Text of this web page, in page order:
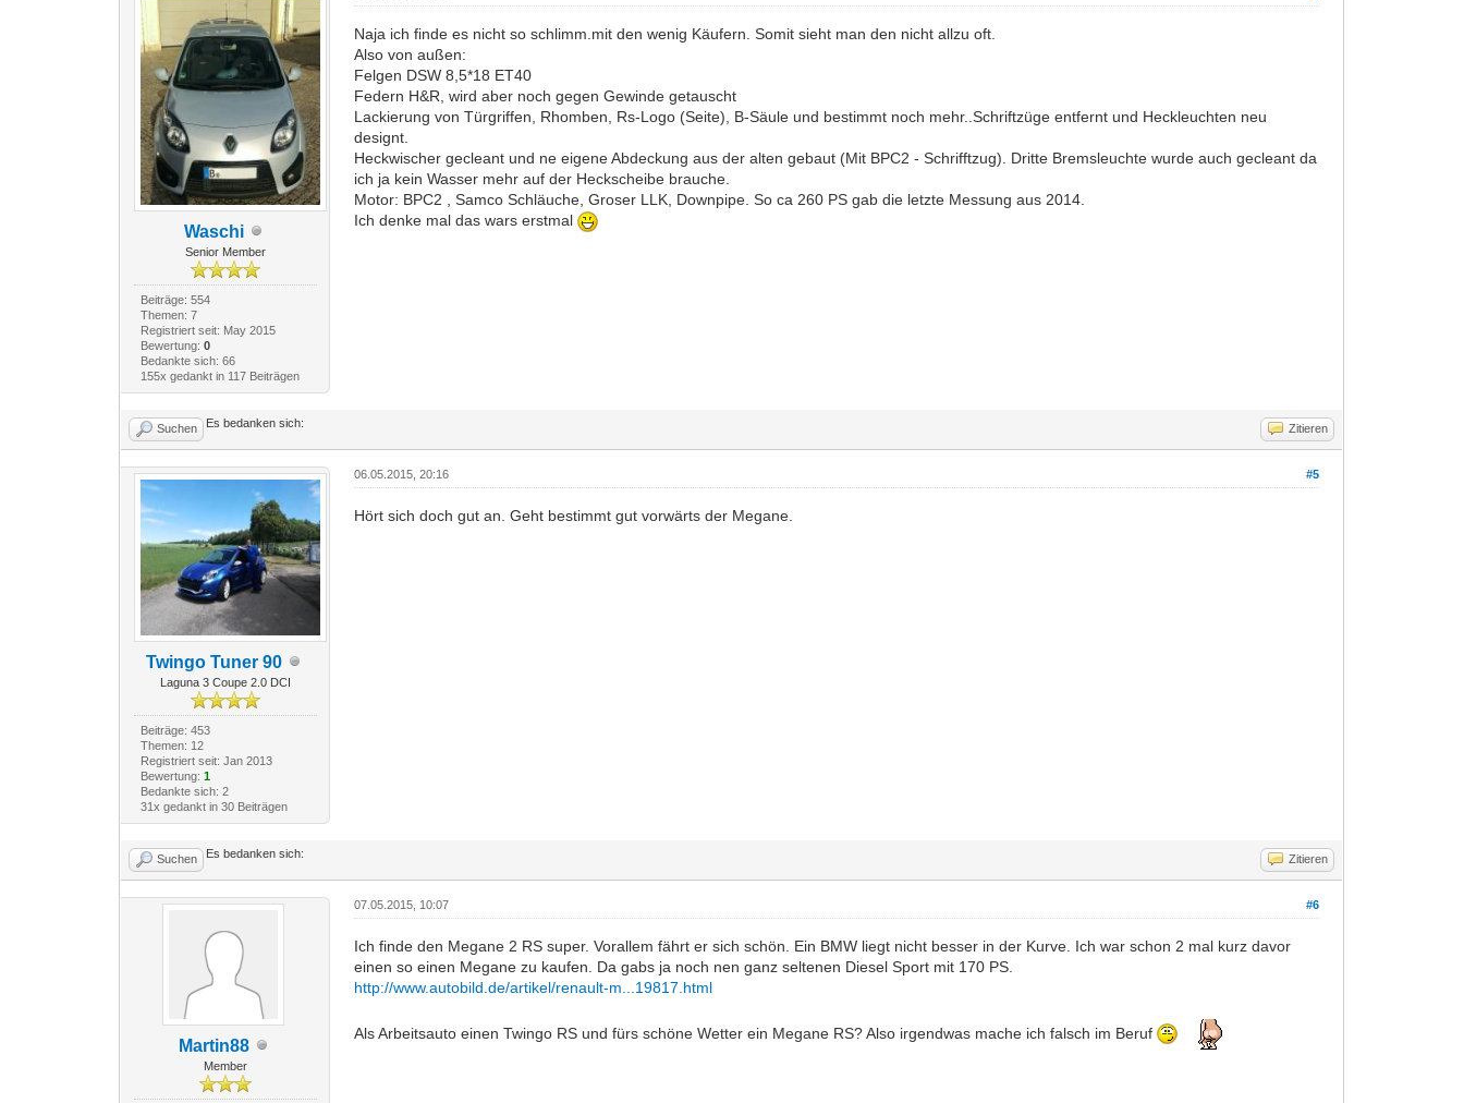
Waschi
Senior Member
Beiträge: 554
Themen: 7
Registriert seit: May 2015
Bewertung: 0
Bedankte sich: 66
155x gedankt in 117 Beiträgen
Naja ich finde es nicht so schlimm.mit den wenig Käufern. Somit sieht man den nicht allzu oft.
Also von außen:
Felgen DSW 8,5*18 ET40
Federn H&R, wird aber noch gegen Gewinde getauscht
Lackierung von Türgriffen, Rhomben, Rs-Logo (Seite), B-Säule und bestimmt noch mehr..Schriftzüge entfernt und Heckleuchten neu
designt.
Heckwischer gecleant und ne eigene Abdeckung aus der alten gebaut (Mit BPC2 - Schrifftzug). Dritte Bremsleuchte wurde auch gecleant da
ich ja kein Wasser mehr auf der Heckscheibe brauche.
Motor: BPC2 , Samco Schläuche, Groser LLK, Downpipe. So ca 260 PS gab die letzte Messung aus 2014.
Ich denke mal das wars erstmal
Suchen Zitieren
Es bedanken sich:
Twingo Tuner 90
Laguna 3 Coupe 2.0 DCI
Beiträge: 453
Themen: 12
Registriert seit: Jan 2013
Bewertung: 1
Bedankte sich: 2
31x gedankt in 30 Beiträgen
#5
06.05.2015, 20:16
Hört sich doch gut an. Geht bestimmt gut vorwärts der Megane.
Suchen Zitieren
Es bedanken sich:
Martin88
Member
#6
07.05.2015, 10:07
Ich finde den Megane 2 RS super. Vorallem fährt er sich schön. Ein BMW liegt nicht besser in der Kurve. Ich war schon 2 mal kurz davor
einen so einen Megane zu kaufen. Da gabs ja noch nen ganz seltenen Diesel Sport mit 170 PS.
http://www.autobild.de/artikel/renault-m...19817.html
Als Arbeitsauto einen Twingo RS und fürs schöne Wetter ein Megane RS? Also irgendwas mache ich falsch im Beruf